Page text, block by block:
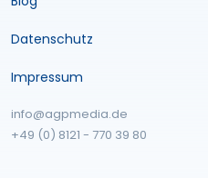
Datenschutz
Impressum
info@agpmedia.de
+49 (0) 8121 - 770 39 80